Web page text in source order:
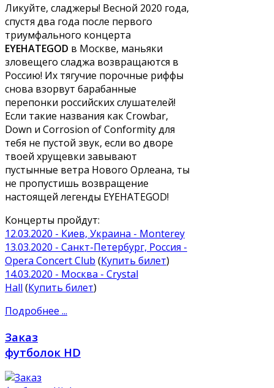
Ликуйте, сладжеры! Весной 2020 года,
спустя два года после первого
триумфального концерта
EYEHATEGOD в Москве, маньяки
зловещего сладжа возвращаются в
Россию! Их тягучие порочные риффы
снова взорвут барабанные
перепонки российских слушателей!
Если такие названия как Crowbar,
Down и Corrosion of Conformity для
тебя не пустой звук, если во дворе
твоей хрущевки завывают
пустынные ветра Нового Орлеана, ты
не пропустишь возвращение
настоящей легенды EYEHATEGOD!
Концерты пройдут:
12.03.2020 - Киев, Украина - Monterey
13.03.2020 - Санкт-Петербург, Россия -
Opera Concert Club (Купить билет)
14.03.2020 - Москва - Crystal
Hall (Купить билет)
Подробнее ...
Заказ
футболок HD